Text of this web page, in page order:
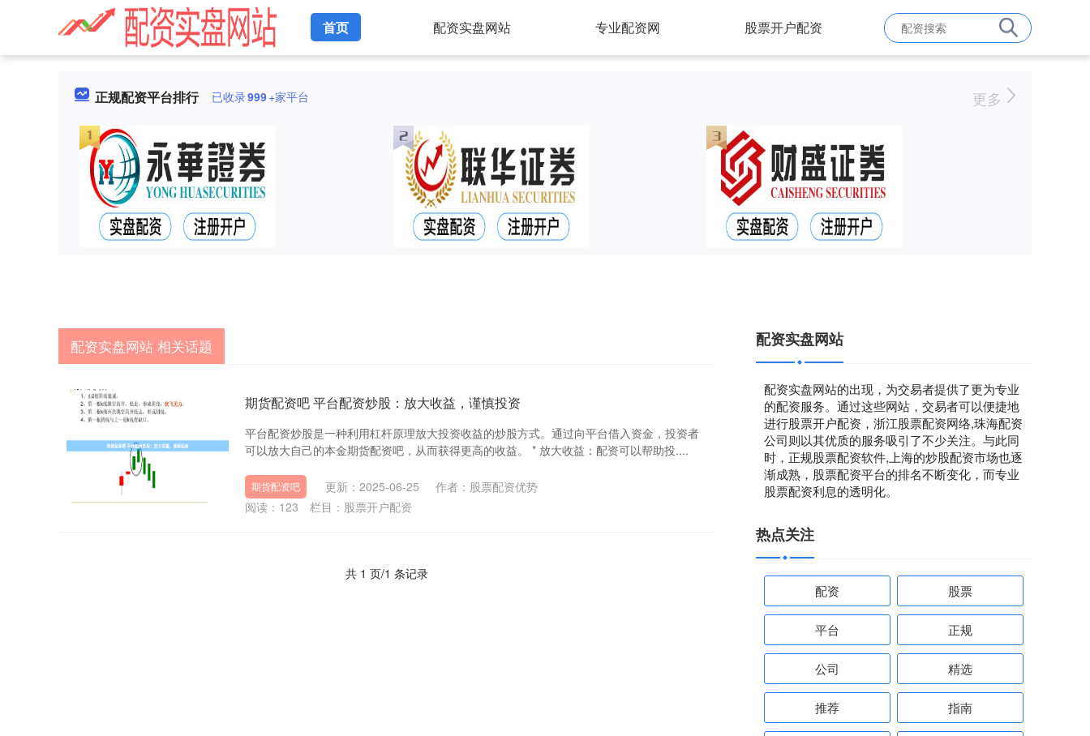
首页 配资实盘网站 专业配资网 股票开户配资
正规配资平台排行 已收录999+家平台 更多
配资实盘网站 相关话题
期货配资吧 平台配资炒股：放大收益，谨慎投资
平台配资炒股是一种利用杠杆原理放大投资收益的炒股方式。通过向平台借入资金，投资者
可以放大自己的本金期货配资吧，从而获得更高的收益。 * 放大收益：配资可以帮助投....
期货配资吧 更新：2025-06-25
作者：股票配资优势
阅读： 123 栏目： 股票开户配资
共 1 页/1 条记录
配资实盘网站
配资实盘网站的出现，为交易者提供了更为专业
的配资服务。通过这些网站，交易者可以便捷地
进行股票开户配资，浙江股票配资网络,珠海配资
公司则以其优质的服务吸引了不少关注。与此同
时，正规股票配资软件,上海的炒股配资市场也逐
渐成熟，股票配资平台的排名不断变化，而专业
股票配资利息的透明化。
热点关注
配资 股票
平台 正规
公司 精选
推荐 指南